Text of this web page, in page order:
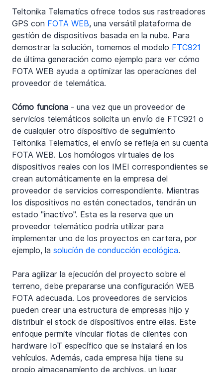
Teltonika Telematics ofrece todos sus rastreadores
GPS con FOTA WEB, una versátil plataforma de
gestión de dispositivos basada en la nube. Para
demostrar la solución, tomemos el modelo FTC921
de última generación como ejemplo para ver cómo
FOTA WEB ayuda a optimizar las operaciones del
proveedor de telemática.
Cómo funciona - una vez que un proveedor de
servicios telemáticos solicita un envío de FTC921 o
de cualquier otro dispositivo de seguimiento
Teltonika Telematics, el envío se refleja en su cuenta
FOTA WEB. Los homólogos virtuales de los
dispositivos reales con los IMEI correspondientes se
crean automáticamente en la empresa del
proveedor de servicios correspondiente. Mientras
los dispositivos no estén conectados, tendrán un
estado "inactivo". Esta es la reserva que un
proveedor telemático podría utilizar para
implementar uno de los proyectos en cartera, por
ejemplo, la solución de conducción ecológica.
Para agilizar la ejecución del proyecto sobre el
terreno, debe prepararse una configuración WEB
FOTA adecuada. Los proveedores de servicios
pueden crear una estructura de empresas hijo y
distribuir el stock de dispositivos entre ellas. Este
enfoque permite vincular flotas de clientes con
hardware IoT específico que se instalará en los
vehículos. Además, cada empresa hija tiene su
propio almacenamiento de archivos, un lugar